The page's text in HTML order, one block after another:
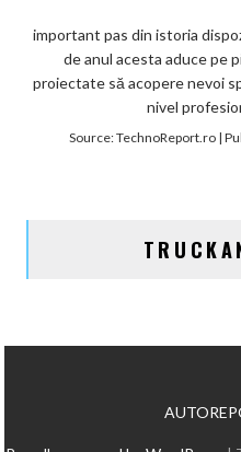
important pas din istoria
de anul acesta aduce pe
proiectate să acopere nevoi
nivel
Source:TechnoReport.ro|